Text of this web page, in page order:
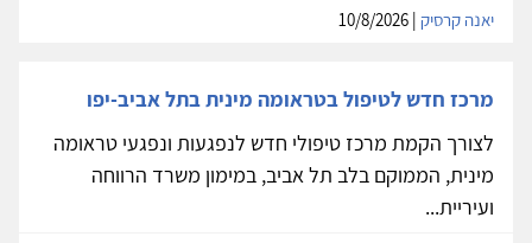
יאנה קרסיק
מרכז חדש לטיפול בטראומה מינית בתל אביב-יפו
לצורך הקמת מרכז טיפולי חדש לנפגעות ונפגעי טראומה
מינית, הממוקם בלב תל אביב, במימון משרד הרווחה
ועיריית...